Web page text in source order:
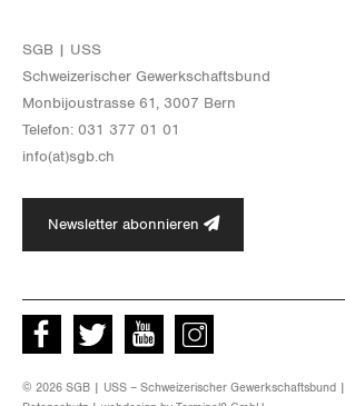
SGB | USS
Schwei­ze­ri­scher Ge­werk­schafts­bund
Mon­bi­joustras­se 61, 3007 Bern
Te­le­fon: 031 377 01 01
info(at)​sgb.​ch
Newsletter abonnieren
Facebook Twitter Youtube instagram
© 2026 SGB | USS – Schweizerischer Gewerkschaftsbund |